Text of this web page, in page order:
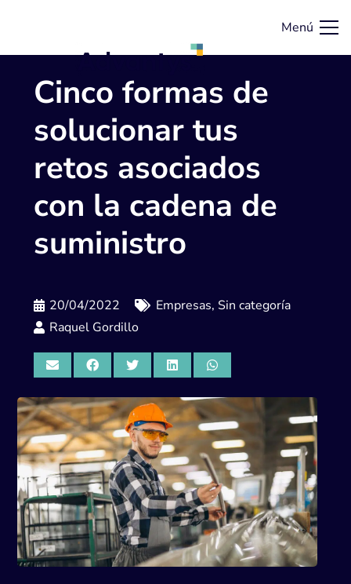
Menú
Cinco formas de
solucionar tus
retos asociados
con la cadena de
suministro
20/04/2022 Empresas, Sin categoría
Raquel Gordillo